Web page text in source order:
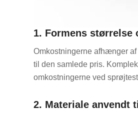
1. Formens størrelse
Omkostningerne afhænger
til den samlede pris.
omkostningerne ved
2. Materiale anvendt